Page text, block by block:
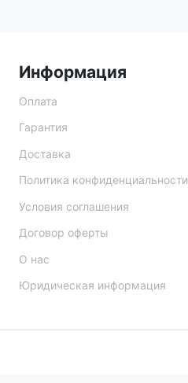
Информация
Оплата
Гарантия
Доставка
Политика конфиденциальности
Условия соглашения
Договор оферты
О нас
Юридическая информация